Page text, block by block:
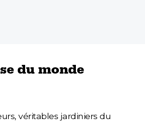
du monde
véritables jardiniers du